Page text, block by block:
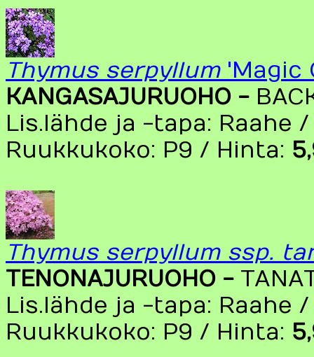
Thymus serpyllum 'Magic
KANGASAJURUOHO -
Lis.lähde ja -tapa: Raahe
Ruukkukoko: P9 / Hinta:
Thymus serpyllum ssp.
TENONAJURUOHO -
Lis.lähde ja -tapa: Raahe
Ruukkukoko: P9 / Hinta: